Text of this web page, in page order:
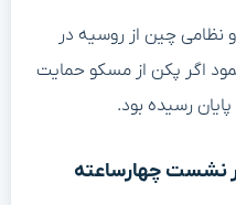
نظامی چین از روسیه در
نمود اگر پکن از مسکو حمایت
رسیده بود.
نشست چهارساعته